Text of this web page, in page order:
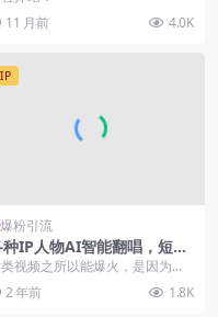
痛点 实现月入3w+
11 月前
4.0K
爆粉引流
IP人物AI智能翻唱，短视
域新风口，一周轻松涨粉
视频之所以能爆火，是因为用
知的动漫人物IP翻唱音乐的方
既没有门槛，又容...
2 年前 1.8K